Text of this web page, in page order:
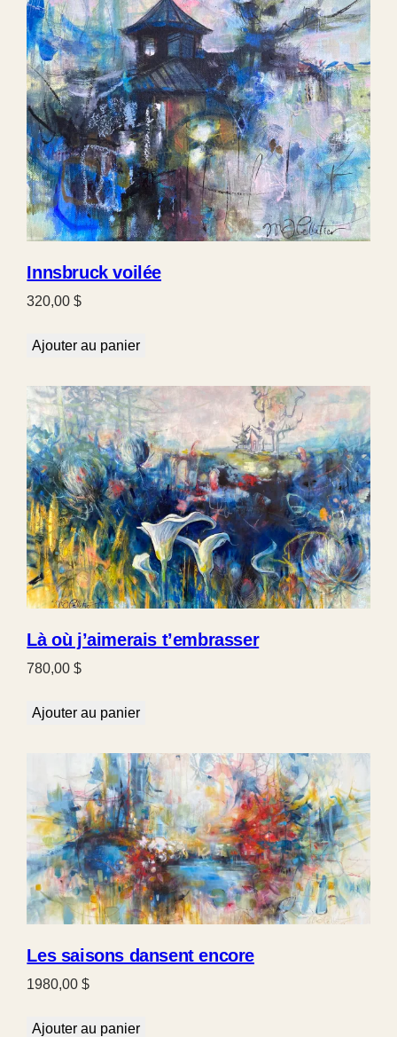
Innsbruck voilée
320,00$
Ajouter au panier
Là où j’aimerais t’embrasser
780,00$
Ajouter au panier
Les saisons dansent encore
1980,00$
Ajouter au panier